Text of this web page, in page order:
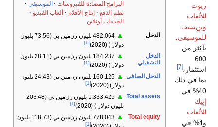
البرامج المضادة للڤيروسات
الموسيقى
نظم الدفع
إنتاج الأفلام
ألعاب الڤيديو
الخدمات أونلاين
الدخل ▲
482.064 بليون رن‌مين بي (73.56 بليون
دولار ) (2020)
[1]
الدخل
التشغيلي
▲
184.237 بليون رن‌مين بي (28.11 بليون
دولار ) (2020)
[1]
الدخل الصافي ▲
160.125 بليون رن‌مين بي (24.43 بليون
دولار) (2020)
[1]
Total assets
▲
1.333.425 بليون رن‌مين بي (203.48
بليون دولار ) (2020)
[1]
Total equity
▲
778.043 بليون رن‌مين بي (118.73 بليون
[1]
ريوت
للألعاب
وتن‌سنت
للموسيقى
بأكثر من
600
استثمار،[7]
بما في ذلك
40% في
إپيك
للألعاب
و4% في